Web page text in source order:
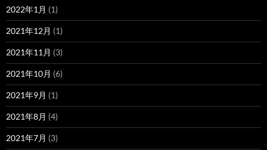
2022年1月 (1)
2021年12月 (1)
2021年11月 (3)
2021年10月 (6)
2021年9月 (1)
2021年8月 (4)
2021年7月 (3)